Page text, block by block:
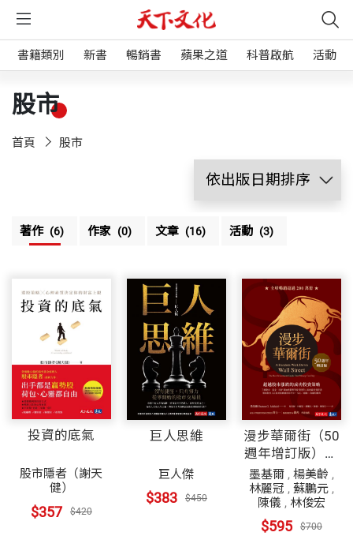
書籍類別 新書 暢銷書 蘋果之道 科普啟航 活動
股市
首頁 股市
著作 (6) 作家 (0) 文章 (16) 活動 (3)
投資的底氣
股市隱者（謝天
健）
$357 $420
巨人思維
巨人傑
$383 $450
漫步華爾街（50
週年增訂版）：
超越股市漲跌的
成功投資策略
墨基爾, 楊美齡 ,
林麗冠 , 蘇鵬元,
陳儀 , 林俊宏
$595 $700